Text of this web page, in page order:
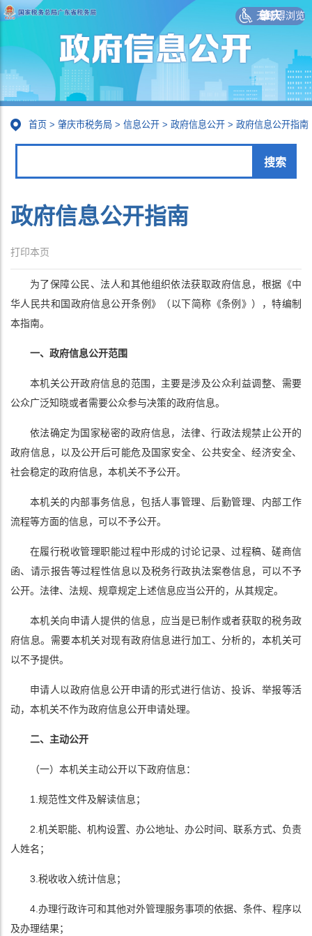
肇庆
无障碍浏览
首页 > 肇庆市税务局 > 信息公开 > 政府信息公开 > 政府信息公开指南
政府信息公开指南
打印本页
为了保障公民、法人和其他组织依法获取政府信息，根据《中
华人民共和国政府信息公开条例》（以下简称《条例》），特编制
本指南。
一、政府信息公开范围
本机关公开政府信息的范围，主要是涉及公众利益调整、需要
公众广泛知晓或者需要公众参与决策的政府信息。
依法确定为国家秘密的政府信息，法律、行政法规禁止公开的
政府信息，以及公开后可能危及国家安全、公共安全、经济安全、
社会稳定的政府信息，本机关不予公开。
本机关的内部事务信息，包括人事管理、后勤管理、内部工作
流程等方面的信息，可以不予公开。
在履行税收管理职能过程中形成的讨论记录、过程稿、磋商信
函、请示报告等过程性信息以及税务行政执法案卷信息，可以不予
公开。法律、法规、规章规定上述信息应当公开的，从其规定。
本机关向申请人提供的信息，应当是已制作或者获取的税务政
府信息。需要本机关对现有政府信息进行加工、分析的，本机关可
以不予提供。
申请人以政府信息公开申请的形式进行信访、投诉、举报等活
动，本机关不作为政府信息公开申请处理。
二、主动公开
（一）本机关主动公开以下政府信息：
1.规范性文件及解读信息；
2.机关职能、机构设置、办公地址、办公时间、联系方式、负责
人姓名；
3.税收收入统计信息；
4.办理行政许可和其他对外管理服务事项的依据、条件、程序以
及办理结果；